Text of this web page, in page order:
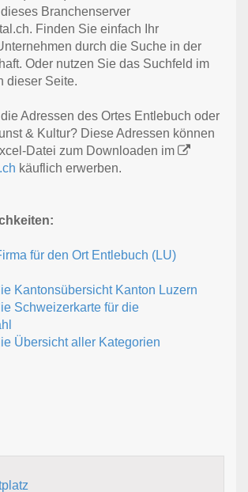
dieses Branchenserver
Finden Sie einfach Ihr
durch die Suche in der
Oder nutzen Sie das Suchfeld im
dieser Seite.
Adressen des Ortes Entlebuch oder
& Kultur? Diese Adressen können
Datei zum Downloaden im
käuflich erwerben.
für den Ort Entlebuch (LU)
Kantonsübersicht Kanton Luzern
Schweizerkarte für die
Übersicht aller Kategorien